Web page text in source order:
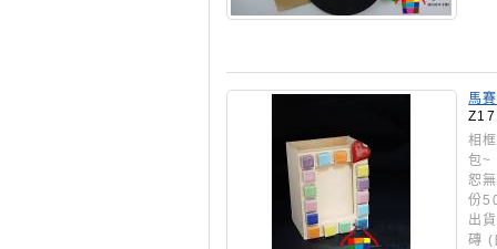
馬
每
相
包~
恕
份
出
磚 (